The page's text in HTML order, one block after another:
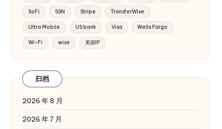
SoFi SSN Stripe TransferWise
Ultra Mobile US bank Visa Wells Fargo
Wi-Fi wise 美国IP
归档
2026 年 8 月
2026 年 7 月